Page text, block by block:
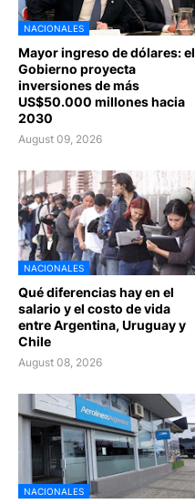
NACIONALES
Mayor ingreso de dólares: el
Gobierno proyecta
inversiones de más
US$50.000 millones hacia
2030
August 09, 2026
NACIONALES
Qué diferencias hay en el
salario y el costo de vida
entre Argentina, Uruguay y
Chile
August 08, 2026
NACIONALES